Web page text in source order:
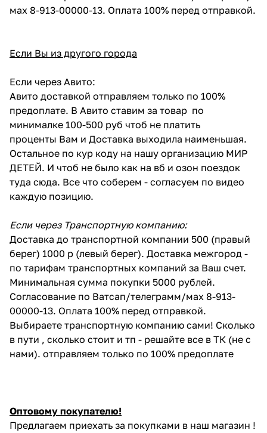
мах 8-913-00000-13. Оплата 100% перед отправкой.
Если Вы из другого города
Если через Авито:
Авито доставкой отправляем только по 100%
предоплате. В Авито ставим за товар по
минималке 100-500 руб чтоб не платить
проценты Вам и Доставка выходила наименьшая.
Остальное по кур коду на нашу организацию МИР
ДЕТЕЙ. И чтоб не было как на вб и озон поездок
туда сюда. Все что соберем - согласуем по видео
каждую позицию.
Если через Транспортную компанию:
Доставка до транспортной компании 500 (правый
берег) 1000 р (левый берег). Доставка межгород -
по тарифам транспортных компаний за Ваш счет.
Минимальная сумма покупки 5000 рублей.
Согласование по Ватсап/телеграмм/мах 8-913-
00000-13. Оплата 100% перед отправкой.
Выбираете транспортную компанию сами! Сколько
в пути , сколько стоит и тп - решайте все в ТК (не с
нами). отправляем только по 100% предоплате
Оптовому покупателю!
Предлагаем приехать за покупками в наш магазин !